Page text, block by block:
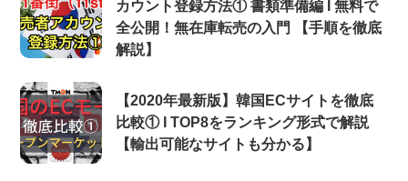
カウント登録方法① 書類準備編 Ι 無料で
全公開！無在庫転売の入門 【手順を徹底
解説】
【2020年最新版】韓国ECサイトを徹底
比較① Ι TOP8をランキング形式で解説
【輸出可能なサイトも分かる】